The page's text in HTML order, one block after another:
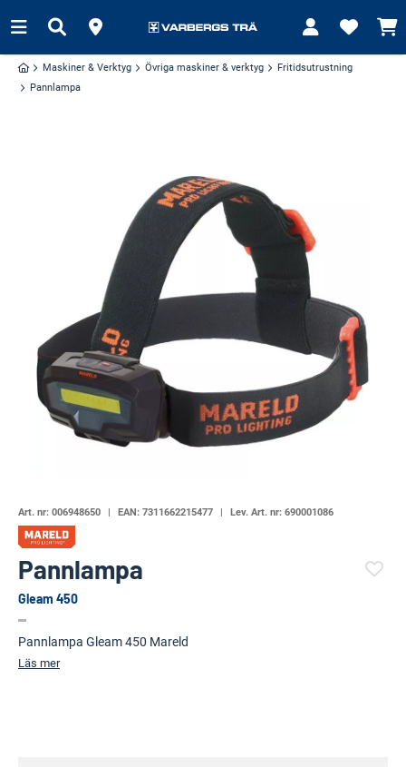
Maskiner & Verktyg Övriga maskiner & verktyg
Fritidsutrustning
Pannlampa
Art. nr: 006948650 EAN: 7311662215477 Lev. Art. nr: 690001086
Pannlampa
Gleam 450
Pannlampa Gleam 450 Mareld
Läs mer